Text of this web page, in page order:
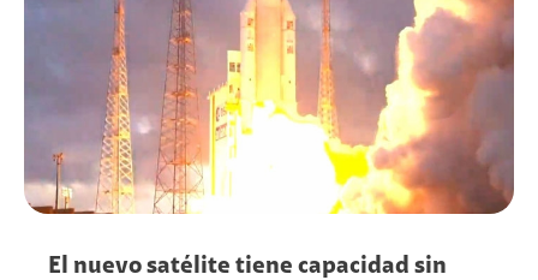
El nuevo satélite tiene capacidad sin